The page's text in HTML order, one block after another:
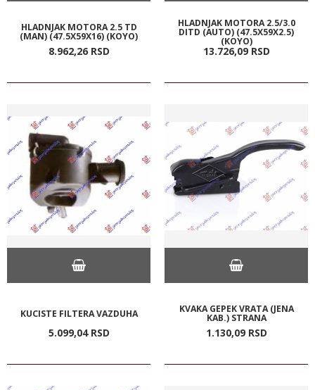
HLADNJAK MOTORA 2.5 TD
(MAN) (47.5X59X16) (KOYO)
8.962,26 RSD
HLADNJAK MOTORA 2.5/3.0
DITD (AUTO) (47.5X59X2.5)
(KOYO)
13.726,09 RSD
KUCISTE FILTERA VAZDUHA
5.099,04 RSD
KVAKA GEPEK VRATA (JENA
KAB.) STRANA
1.130,09 RSD